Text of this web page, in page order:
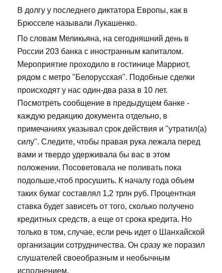
В долгу у последнего диктатора Европы, как в
Брюсселе называли Лукашенко.
По словам Меликьяна, на сегодняшний день в
России 203 банка с иностранным капиталом.
Мероприятие проходило в гостинице Марриот,
рядом с метро "Белорусская". Подобные сделки
происходят у нас один-два раза в 10 лет.
Посмотреть сообщение в предыдущем банке -
каждую редакцию документа отдельно, в
примечаниях указывал срок действия и "утратил(а)
силу". Следите, чтобы правая рука лежала перед
вами и твердо удерживала бы вас в этом
положении. Посоветовала не поливать пока
подольше,чтоб просушить. К началу года объем
таких бумаг составлял 1,2 трлн руб. Процентная
ставка будет зависеть от того, сколько получено
кредитных средств, а еще от срока кредита. Но
только в том, случае, если речь идет о Шанхайской
организации сотрудничества. Он сразу же поразил
слушателей своеобразным и необычным
исполнением.